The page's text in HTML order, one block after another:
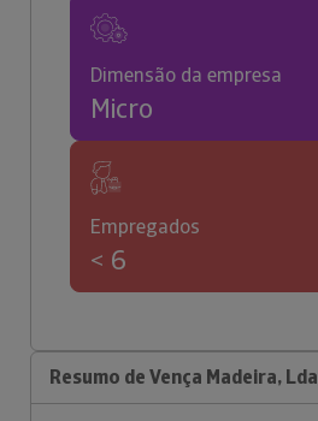
Dimensão da empresa
Micro
Empregados
< 6
Resumo de Vença Madeira, Lda